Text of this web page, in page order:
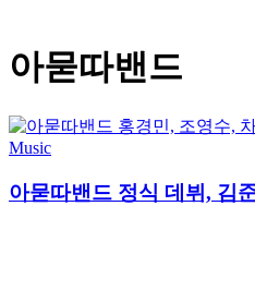
아묻따밴드
Music
아묻따밴드 정식 데뷔, 김